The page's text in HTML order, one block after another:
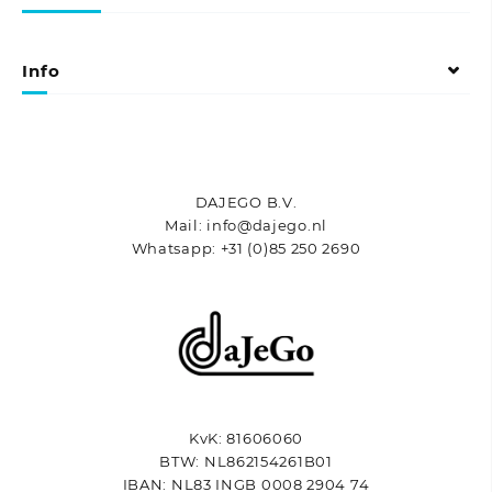
optie
gekozen
Info
DAJEGO B.V.
Mail: info@dajego.nl
Whatsapp: +31 (0)85 250 2690
KvK: 81606060
BTW: NL862154261B01
IBAN: NL83 INGB 0008 2904 74